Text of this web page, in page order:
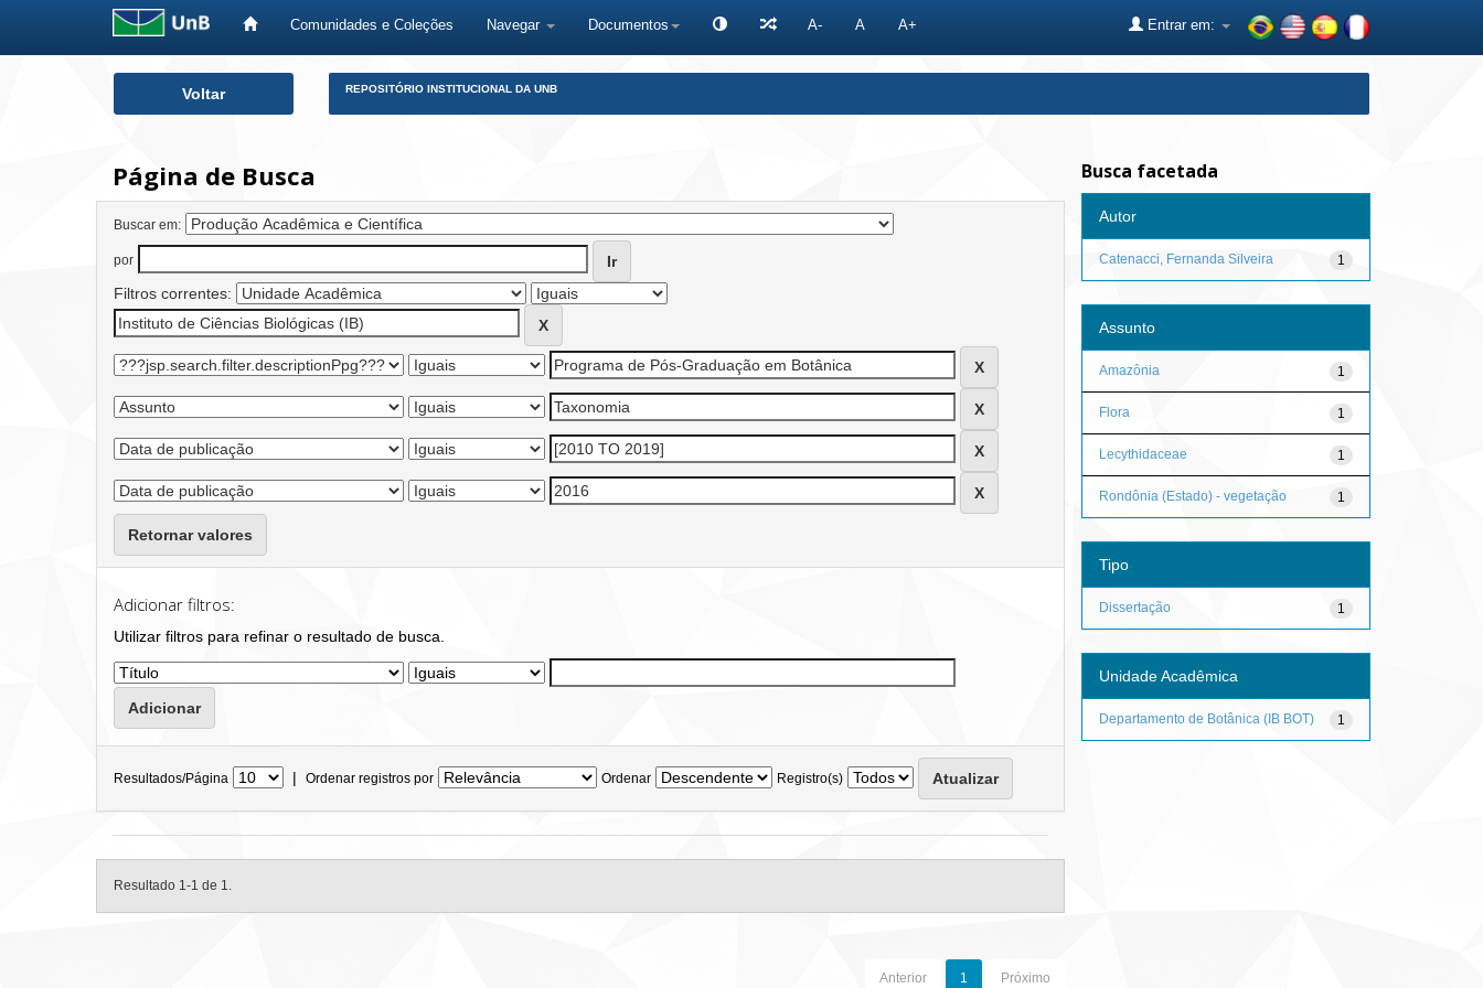
Comunidades e Coleções Navegar Documentos A- A A+ Entrar em:
Voltar REPOSITÓRIO INSTITUCIONAL DA UNB
Página de Busca
Buscar em:
por
Filtros correntes:
Retornar valores
Adicionar filtros:
Utilizar filtros para refinar o resultado de busca.
Resultados/Página | Ordenar registros por Ordenar Registro(s)
Resultado 1-1 de 1.
Anterior 1 Próximo
Busca facetada
Autor
1
Catenacci, Fernanda Silveira
Assunto
1
Amazônia
1
Flora
1
Lecythidaceae
1
Rondônia (Estado) - vegetação
Tipo
1
Dissertação
Unidade Acadêmica
1
Departamento de Botânica (IB BOT)